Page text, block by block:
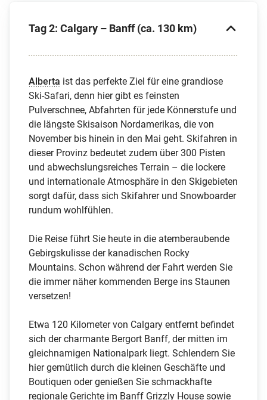
Tag 2: Calgary – Banff (ca. 130 km)
Alberta ist das perfekte Ziel für eine grandiose
Ski-Safari, denn hier gibt es feinsten
Pulverschnee, Abfahrten für jede Könnerstufe und
die längste Skisaison Nordamerikas, die von
November bis hinein in den Mai geht. Skifahren in
dieser Provinz bedeutet zudem über 300 Pisten
und abwechslungsreiches Terrain – die lockere
und internationale Atmosphäre in den Skigebieten
sorgt dafür, dass sich Skifahrer und Snowboarder
rundum wohlfühlen.
Die Reise führt Sie heute in die atemberaubende
Gebirgskulisse der kanadischen Rocky
Mountains. Schon während der Fahrt werden Sie
die immer näher kommenden Berge ins Staunen
versetzen!
Etwa 120 Kilometer von Calgary entfernt befindet
sich der charmante Bergort Banff, der mitten im
gleichnamigen Nationalpark liegt. Schlendern Sie
hier gemütlich durch die kleinen Geschäfte und
Boutiquen oder genießen Sie schmackhafte
regionale Gerichte im Banff Grizzly House sowie